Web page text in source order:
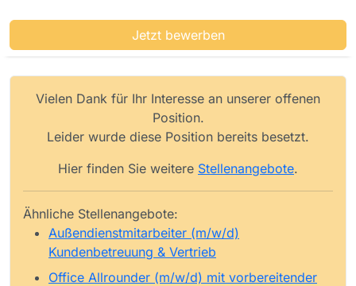
Jetzt bewerben
Vielen Dank für Ihr Interesse an unserer offenen
Position.
Leider wurde diese Position bereits besetzt.
Hier finden Sie weitere Stellenangebote.
Ähnliche Stellenangebote:
Außendienstmitarbeiter (m/w/d)
Kundenbetreuung & Vertrieb
Office Allrounder (m/w/d) mit vorbereitender